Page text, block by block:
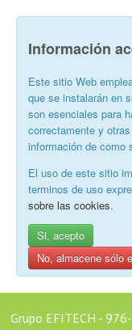
Información
Este sitio Web
que se instalarán en
son esenciales para
correctamente y
información de como
El uso de este sitio
terminos de uso
sobre las cookies.
Si, acepto
No, almacene sólo
Grupo EFITECH -